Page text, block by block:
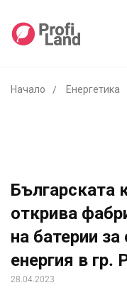
Начало Енергетика
Българската
открива
на батерии
енергия в гр.
28.04.2023